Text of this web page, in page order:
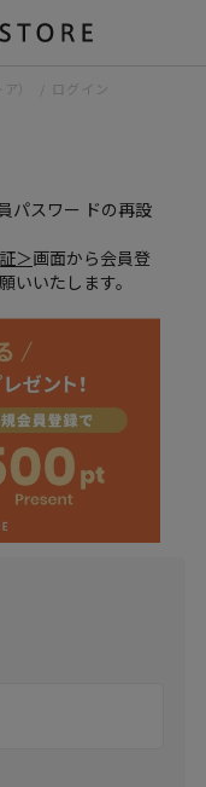
） ログイン
パスワー ドの再設
＞画面から会員登
いいたします。